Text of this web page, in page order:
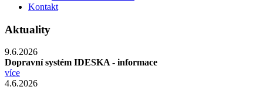
Kontakt
Aktuality
9.6.2026
Dopravní systém IDESKA - informace
více
4.6.2026